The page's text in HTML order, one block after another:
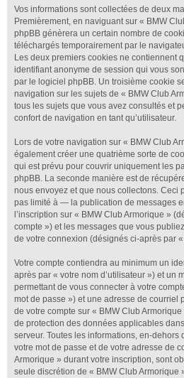
Vos informations sont collectées de deux
Premièrement, en naviguant sur « BMW
phpBB génèrera un certain nombre de
téléchargés temporairement par le
Les deux premiers cookies ne contiennent
identifiant anonyme de session qui vous
par le logiciel phpBB. Un troisième cookie
navigation sur les sujets de « BMW Club
tous les sujets que vous avez consultés et
confort de navigation en tant qu’utilisateur.
Lors de votre navigation sur « BMW Club
également créer une quatrième sorte de
qui est prévu pour couvrir uniquement les
phpBB. La seconde manière est de
nous envoyez et que nous collectons. Ceci
pas limité à — la publication de messages
l’inscription sur « BMW Club Armorique »
compte ») et les messages que vous
de votre connexion (désignés ci-après par
Votre compte contiendra au minimum un
après par « votre nom d’utilisateur ») et un
permettant de vous connecter à votre
mot de passe ») et une adresse de courriel
de votre compte sur « BMW Club
de protection des données applicables
serveur. Toutes les informations, en-dehors
votre mot de passe et de votre adresse de
Armorique » durant votre inscription, sont
seule discrétion de « BMW Club Armorique